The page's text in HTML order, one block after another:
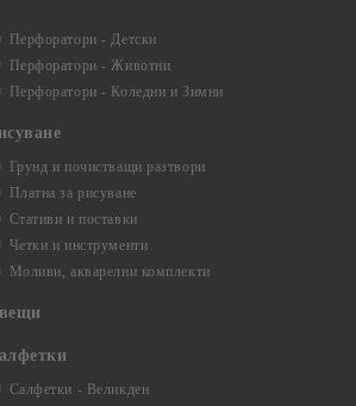
Перфоратори - Детски
Перфоратори - Животни
Перфоратори - Коледни и Зимни
Грунд и почистващи разтвори
Платна за рисуване
Стативи и поставки
Четки и инструменти
Моливи, акварелни комплекти
Салфетки - Великден